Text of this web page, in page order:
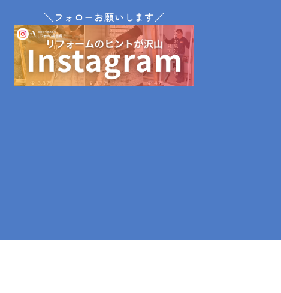
＼フォローお願いします／